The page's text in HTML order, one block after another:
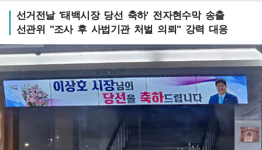
선거전날 '태백시장 당선 축하' 전자현수막 송출
선관위 "조사 후 사법기관 처벌 의뢰" 강력 대응